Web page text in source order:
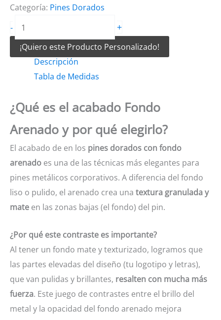
Categoría: Pines Dorados
-
Dorados
con
Fondo
Arenado
+
¡Quiero este Producto Personalizado!
Descripción
Tabla de Medidas
¿Qué es el acabado Fondo
Arenado y por qué elegirlo?
El acabado de en los pines dorados con fondo
arenado es una de las técnicas más elegantes para
pines metálicos corporativos. A diferencia del fondo
liso o pulido, el arenado crea una textura granulada y
mate en las zonas bajas (el fondo) del pin.
¿Por qué este contraste es importante?
Al tener un fondo mate y texturizado, logramos que
las partes elevadas del diseño (tu logotipo y letras),
que van pulidas y brillantes, resalten con mucha más
fuerza. Este juego de contrastes entre el brillo del
metal y la opacidad del fondo arenado mejora